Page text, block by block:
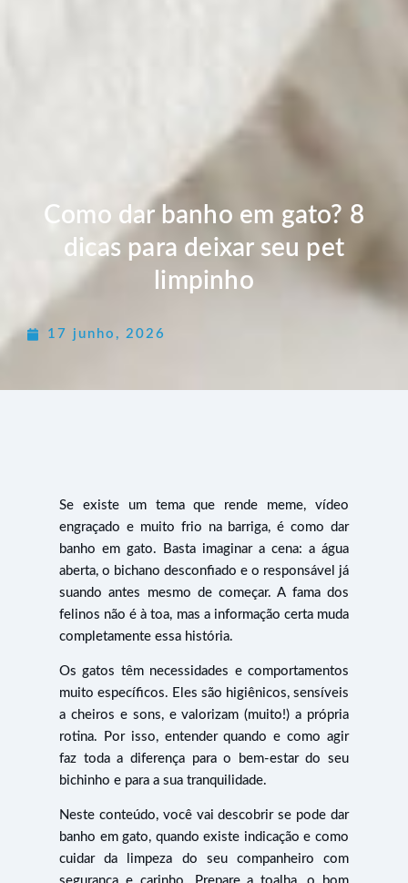
Como dar banho em gato? 8
dicas para deixar seu pet
limpinho
17 junho, 2026
Se existe um tema que rende meme, vídeo
engraçado e muito frio na barriga, é como dar
banho em gato. Basta imaginar a cena: a água
aberta, o bichano desconfiado e o responsável já
suando antes mesmo de começar. A fama dos
felinos não é à toa, mas a informação certa muda
completamente essa história.
Os gatos têm necessidades e comportamentos
muito específicos. Eles são higiênicos, sensíveis
a cheiros e sons, e valorizam (muito!) a própria
rotina. Por isso, entender quando e como agir
faz toda a diferença para o bem-estar do seu
bichinho e para a sua tranquilidade.
Neste conteúdo, você vai descobrir se pode dar
banho em gato, quando existe indicação e como
cuidar da limpeza do seu companheiro com